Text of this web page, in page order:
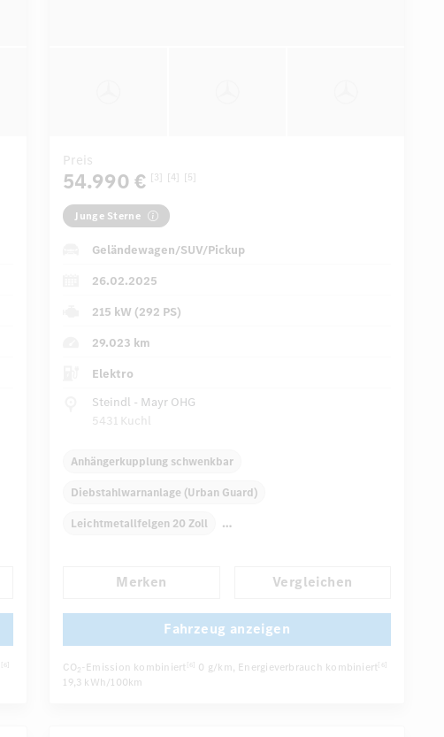
[6]
Preis
54.990 € [3] [4] [5]
Junge Sterne
Geländewagen/SUV/Pickup
26.02.2025
215 kW (292 PS)
29.023 km
Elektro
Steindl - Mayr OHG
5431 Kuchl
Anhängerkupplung schwenkbar
Diebstahlwarnanlage (Urban Guard)
Leichtmetallfelgen 20 Zoll
Fensterheber elektrisch Dekoreinlagen
Klimaautomatik Laderaumabdeckung
Navigationssystem Multi-Funktions-Display ...
Merken Vergleichen
Fahrzeug anzeigen
CO2-Emission kombiniert [6] 0 g/km, Energieverbrauch kombiniert [6]
19,3 kWh/100km